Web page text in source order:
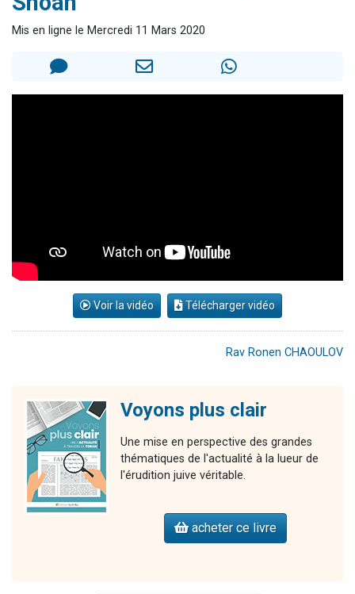
Il reste 49 places pour étudier en groupe sur Zoom
Mis en ligne le Mercredi 11 Mars 2020
Voir la vidéo Télécharger vidéo
Rav Ronen CHAOULOV
Voyons plus clair
Une mise en perspective des grandes
thématiques de l'actualité à la lueur de
l'érudition juive véritable.
acheter ce livre